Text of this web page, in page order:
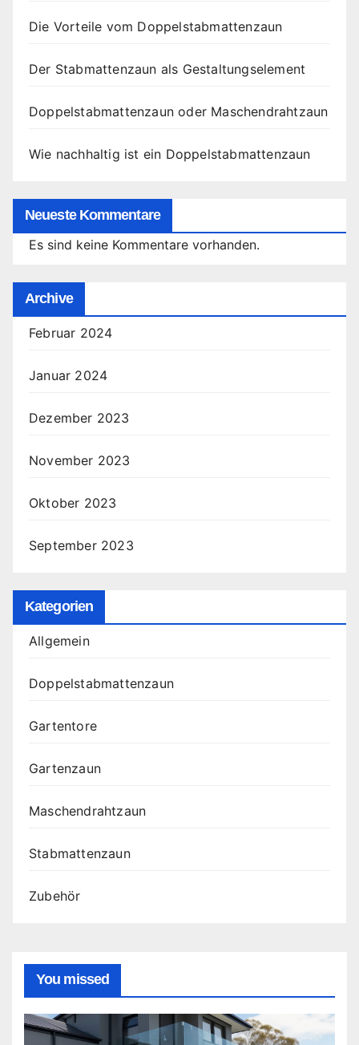
Die Vorteile vom Doppelstabmattenzaun
Der Stabmattenzaun als Gestaltungselement
Doppelstabmattenzaun oder Maschendrahtzaun
Wie nachhaltig ist ein Doppelstabmattenzaun
Neueste Kommentare
Es sind keine Kommentare vorhanden.
Archive
Februar 2024
Januar 2024
Dezember 2023
November 2023
Oktober 2023
September 2023
Kategorien
Allgemein
Doppelstabmattenzaun
Gartentore
Gartenzaun
Maschendrahtzaun
Stabmattenzaun
Zubehör
You missed